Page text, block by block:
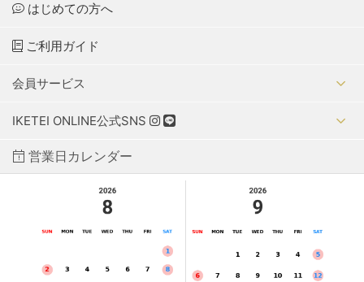
はじめての方へ
ご利用ガイド
会員サービス
IKETEI ONLINE公式SNS
営業日カレンダー